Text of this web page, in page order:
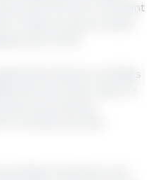
la forme d’un montant
mises en œuvre dans
de la PAC.
directs, les États
de les verser avant le
plus élevé,
la trésorerie des
États membres une